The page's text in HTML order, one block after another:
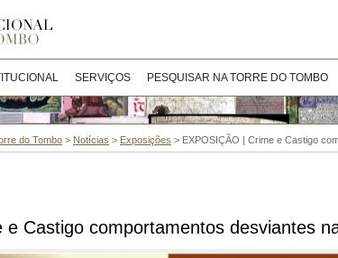
SERVIÇOS PESQUISAR NA TORRE DO TOMBO
do Tombo > Notícias > Exposições > EXPOSIÇÃO | Crime e Castigo
e Castigo comportamentos desviantes